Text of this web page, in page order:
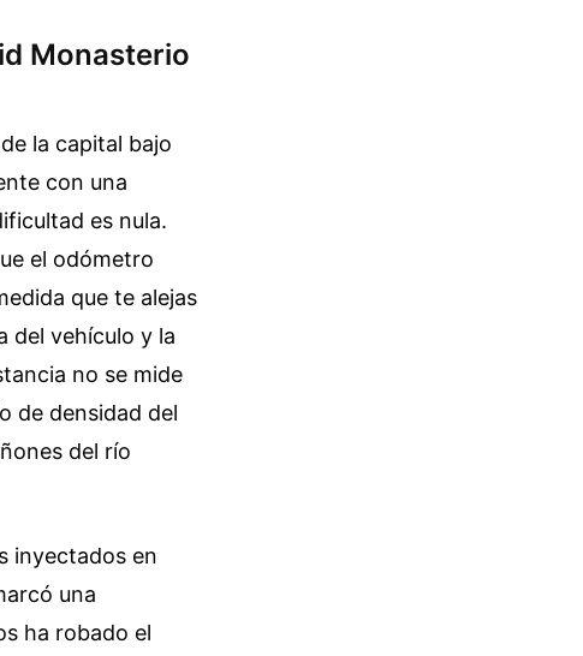
Monasterio
la capital bajo
con una
es nula.
el odómetro
que te alejas
del vehículo y la
no se mide
de densidad del
del río
inyectados en
una
ha robado el